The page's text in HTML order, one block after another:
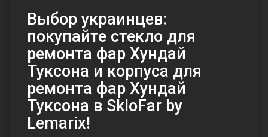
Выбор украинцев:
покупайте стекло для
ремонта фар Хундай
Туксона и корпуса для
ремонта фар Хундай
Туксона в SkloFar by
Lemarix!